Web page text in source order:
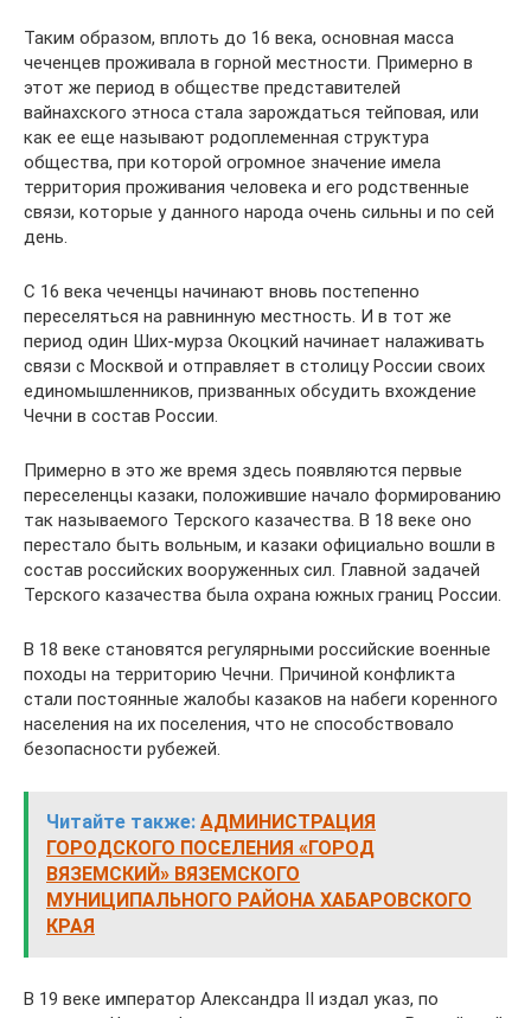
Таким образом, вплоть до 16 века, основная масса
чеченцев проживала в горной местности. Примерно в
этот же период в обществе представителей
вайнахского этноса стала зарождаться тейповая, или
как ее еще называют родоплеменная структура
общества, при которой огромное значение имела
территория проживания человека и его родственные
связи, которые у данного народа очень сильны и по сей
день.
С 16 века чеченцы начинают вновь постепенно
переселяться на равнинную местность. И в тот же
период один Ших-мурза Окоцкий начинает налаживать
связи с Москвой и отправляет в столицу России своих
единомышленников, призванных обсудить вхождение
Чечни в состав России.
Примерно в это же время здесь появляются первые
переселенцы казаки, положившие начало формированию
так называемого Терского казачества. В 18 веке оно
перестало быть вольным, и казаки официально вошли в
состав российских вооруженных сил. Главной задачей
Терского казачества была охрана южных границ России.
В 18 веке становятся регулярными российские военные
походы на территорию Чечни. Причиной конфликта
стали постоянные жалобы казаков на набеги коренного
населения на их поселения, что не способствовало
безопасности рубежей.
Читайте также: АДМИНИСТРАЦИЯ
ГОРОДСКОГО ПОСЕЛЕНИЯ «ГОРОД
ВЯЗЕМСКИЙ» ВЯЗЕМСКОГО
МУНИЦИПАЛЬНОГО РАЙОНА ХАБАРОВСКОГО
КРАЯ
В 19 веке император Александра II издал указ, по